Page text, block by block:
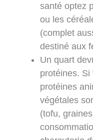
santé optez
ou les
(complet
destiné aux
Un quart
protéines. Si
protéines
végétales
(tofu,